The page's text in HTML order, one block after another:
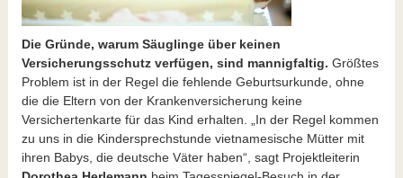
Die Gründe, warum Säuglinge über keinen
Versicherungsschutz verfügen, sind mannigfaltig. Größtes
Problem ist in der Regel die fehlende Geburtsurkunde, ohne
die die Eltern von der Krankenversicherung keine
Versichertenkarte für das Kind erhalten. „In der Regel kommen
zu uns in die Kindersprechstunde vietnamesische Mütter mit
ihren Babys, die deutsche Väter haben“, sagt Projektleiterin